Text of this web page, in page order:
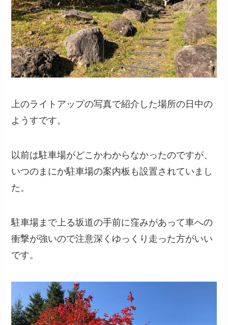
上のライトアップの写真で紹介した場所の日中の
ようすです。
以前は駐車場がどこかわからなかったのですが、
いつのまにか駐車場の案内板も設置されていまし
た。
駐車場まで上る坂道の手前に窪みがあって車への
衝撃が強いので注意深くゆっくり走った方がいい
です。